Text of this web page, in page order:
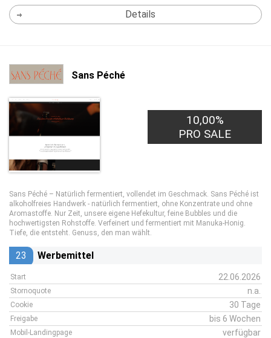
Details
Sans Péché
10,00%
PRO SALE
Sans Péché – Natürlich fermentiert, vollendet im Geschmack. Sans Péché ist
alkoholfreies Handwerk - natürlich fermentiert, ohne Konzentrate und ohne
Aromastoffe. Nur Zeit, unsere eigene Hefekultur, feine Bubbles und die
hochwertigsten Rohstoffe. Verfeinert und fermentiert mit Manuka-Honig.
Tiefe, die entsteht. Genuss, den man wählt.
23 Werbemittel
Start 22.06.2026
Stornoquote n.a.
Cookie 30 Tage
Freigabe bis 6 Wochen
Mobil-Landingpage verfügbar